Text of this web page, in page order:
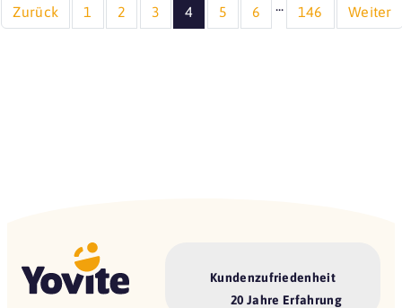
Zurück 1 2 3 4 5 6 146 Weiter
Kundenzufriedenheit
20 Jahre Erfahrung